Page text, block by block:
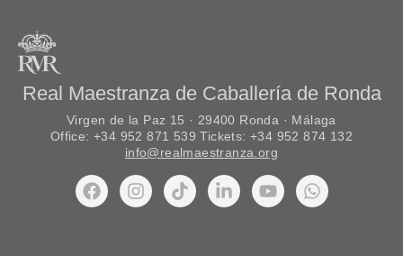
Real Maestranza de Caballería de Ronda
Virgen de la Paz 15 · 29400 Ronda · Málaga
Office: +34 952 871 539 Tickets: +34 952 874 132
info@realmaestranza.org